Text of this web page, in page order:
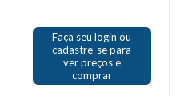
Faça seu login ou
cadastre-se para
ver preços e
comprar